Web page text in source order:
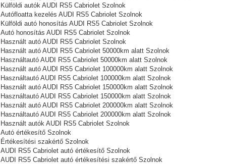
Külföldi autók‎ AUDI RS5 Cabriolet Szolnok
Autófloatta kezelés AUDI RS5 Cabriolet Szolnok
Külföldi autó honosítás AUDI RS5 Cabriolet Szolnok
Autó honosítás AUDI RS5 Cabriolet Szolnok
Használt autó‎ AUDI RS5 Cabriolet Szolnok
Használt autó‎ AUDI RS5 Cabriolet 50000km alatt Szolnok
Használtautó‎ AUDI RS5 Cabriolet 50000km alatt Szolnok
Használt autó‎ AUDI RS5 Cabriolet 100000km alatt Szolnok
Használtautó‎ AUDI RS5 Cabriolet 100000km alatt Szolnok
Használt autó‎ AUDI RS5 Cabriolet 150000km alatt Szolnok
Használtautó‎ AUDI RS5 Cabriolet 150000km alatt Szolnok
Használt autó‎ AUDI RS5 Cabriolet 200000km alatt Szolnok
Használtautó‎ AUDI RS5 Cabriolet 200000km alatt Szolnok
Használt autó‎k AUDI RS5 Cabriolet Szolnok
Autó értékesítő Szolnok
Értékesítési szakértő Szolnok
AUDI RS5 Cabriolet autó értékesítő Szolnok
AUDI RS5 Cabriolet autó értékesítési szakértő Szolnok